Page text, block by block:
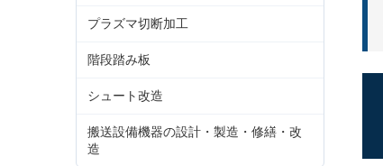
プラズマ切断加工
階段踏み板
シュート改造
搬送設備機器の設計・製造・修繕・改
造